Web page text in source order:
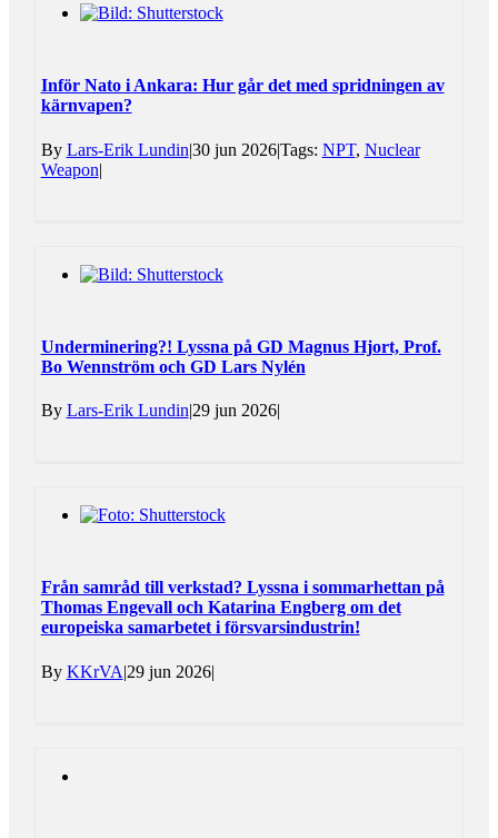
Inför Nato i Ankara: Hur går det med spridningen av
kärnvapen?
By Lars-Erik Lundin|30 jun 2026|Tags: NPT, Nuclear
Weapon|
Underminering?! Lyssna på GD Magnus Hjort, Prof.
Bo Wennström och GD Lars Nylén
By Lars-Erik Lundin|29 jun 2026|
Från samråd till verkstad? Lyssna i sommarhettan på
Thomas Engevall och Katarina Engberg om det
europeiska samarbetet i försvarsindustrin!
By KKrVA|29 jun 2026|